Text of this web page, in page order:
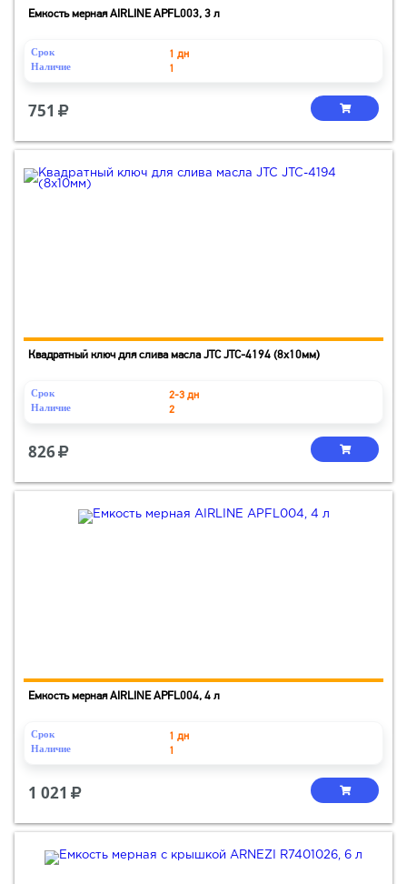
Емкость мерная AIRLINE APFL003, 3 л
Срок 1 дн
Наличие 1
751
Квадратный ключ для слива масла JTC JTC-4194 (8х10мм)
Срок 2-3 дн
Наличие 2
826
Емкость мерная AIRLINE APFL004, 4 л
Срок 1 дн
Наличие 1
1 021